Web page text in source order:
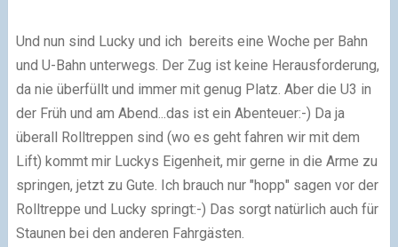
Und nun sind Lucky und ich bereits eine Woche per Bahn
und U-Bahn unterwegs. Der Zug ist keine Herausforderung,
da nie überfüllt und immer mit genug Platz. Aber die U3 in
der Früh und am Abend...das ist ein Abenteuer:-) Da ja
überall Rolltreppen sind (wo es geht fahren wir mit dem
Lift) kommt mir Luckys Eigenheit, mir gerne in die Arme zu
springen, jetzt zu Gute. Ich brauch nur "hopp" sagen vor der
Rolltreppe und Lucky springt:-) Das sorgt natürlich auch für
Staunen bei den anderen Fahrgästen.